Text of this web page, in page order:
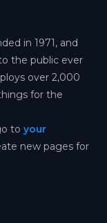
in 1971, and
the public ever
over 2,000
for the
to your
new pages for